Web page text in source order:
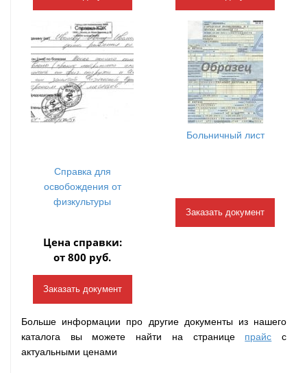
Справка для
освобождения от
физкультуры
Цена справки:
от 800 руб.
Заказать документ
Больничный лист
Заказать документ
Больше информации про другие документы из нашего
каталога вы можете найти на странице прайс с
актуальными ценами